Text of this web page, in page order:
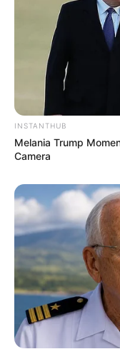
Manfaat Jeruk
Buah yang Bisa
dengan Kulitnya
10 Manfaat Minyak
Kelapa, dari Kulit
Rambut
10 Manfaat Lain
INSTANTHUB
Melania Trump
Camera